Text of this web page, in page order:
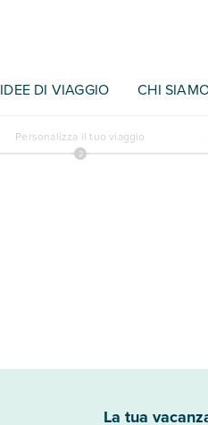
IDEE DI VIAGGIO CHI
Personalizza il tuo viaggio
La tua